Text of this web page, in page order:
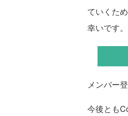
ていくた
幸いです。
メンバー
今後とも